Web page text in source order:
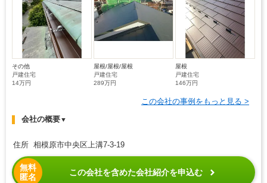
その他
戸建住宅
14万円
屋根/屋根/屋根
戸建住宅
289万円
屋根
戸建住宅
146万円
この会社の事例をもっと見る >
会社の概要▼
住所 相模原市中央区上溝7-3-19
無料
匿名
この会社を含めた会社紹介を申込む